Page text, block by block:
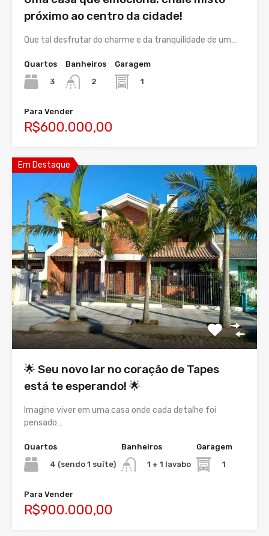
próximo ao centro da cidade!
Que tal desfrutar do charme e da tranquilidade de um…
Quartos
3
Banheiros
2
Garagem
1
Para Vender
R$600.000,00
Em Destaque
🌟 Seu novo lar no coração de Tapes
está te esperando! 🌟
Imagine viver em uma casa onde cada detalhe foi
pensado…
Quartos
4 (sendo 1 suíte)
Banheiros
1 + 1 lavabo
Garagem
1
Para Vender
R$900.000,00